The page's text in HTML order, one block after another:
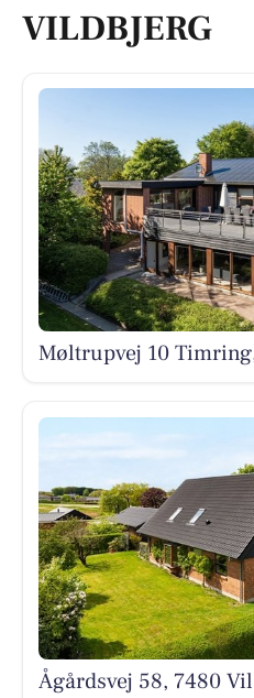
VILDBJERG
Møltrupvej 10
Ågårdsvej 58, 7480